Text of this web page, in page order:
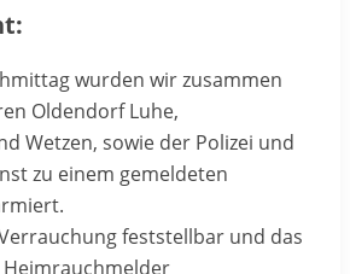
wurden wir zusammen
Oldendorf Luhe,
Wetzen, sowie der Polizei und
zu einem gemeldeten
feststellbar und das